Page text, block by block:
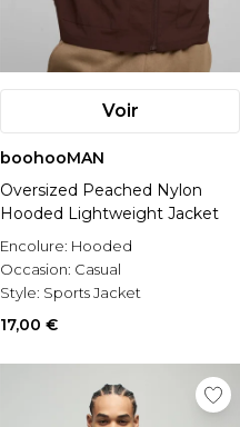
Voir
boohooMAN
Oversized Peached Nylon
Hooded Lightweight Jacket
Encolure: Hooded
Occasion: Casual
Style: Sports Jacket
17,00 €